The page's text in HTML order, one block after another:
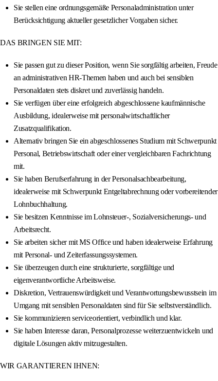
Sie stellen eine ordnungsgemäße Personaladministration unter
Berücksichtigung aktueller gesetzlicher Vorgaben sicher.
DAS BRINGEN SIE MIT:
Sie passen gut zu dieser Position, wenn Sie sorgfältig arbeiten, Freude
an administrativen HR-Themen haben und auch bei sensiblen
Personaldaten stets diskret und zuverlässig handeln.
Sie verfügen über eine erfolgreich abgeschlossene kaufmännische
Ausbildung, idealerweise mit personalwirtschaftlicher
Zusatzqualifikation.
Alternativ bringen Sie ein abgeschlossenes Studium mit Schwerpunkt
Personal, Betriebswirtschaft oder einer vergleichbaren Fachrichtung
mit.
Sie haben Berufserfahrung in der Personalsachbearbeitung,
idealerweise mit Schwerpunkt Entgeltabrechnung oder vorbereitender
Lohnbuchhaltung.
Sie besitzen Kenntnisse im Lohnsteuer-, Sozialversicherungs- und
Arbeitsrecht.
Sie arbeiten sicher mit MS Office und haben idealerweise Erfahrung
mit Personal- und Zeiterfassungssystemen.
Sie überzeugen durch eine strukturierte, sorgfältige und
eigenverantwortliche Arbeitsweise.
Diskretion, Vertrauenswürdigkeit und Verantwortungsbewusstsein im
Umgang mit sensiblen Personaldaten sind für Sie selbstverständlich.
Sie kommunizieren serviceorientiert, verbindlich und klar.
Sie haben Interesse daran, Personalprozesse weiterzuentwickeln und
digitale Lösungen aktiv mitzugestalten.
WIR GARANTIEREN IHNEN: